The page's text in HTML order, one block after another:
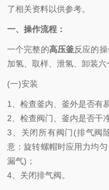
了相关资料以供参考。
一、操作流程：
一个完整的高压釜反应的
加氢、取样、泄氢、卸装六
(一)安装
1、检查釜内、釜外是否有
2、检查阀门、釜内是否干
3、关闭所有阀门(排气阀
意：旋转螺帽时应用力均
漏气)；
4、关闭排气阀。